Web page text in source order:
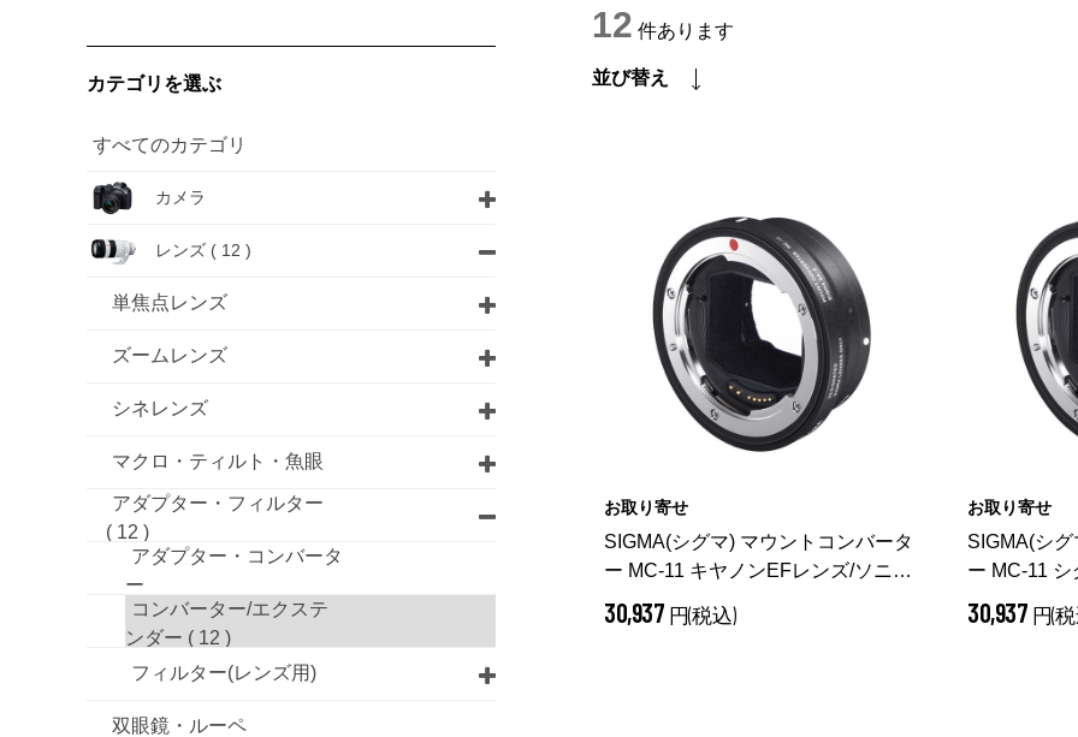
カテゴリを選ぶ
すべてのカテゴリ
カメラ
レンズ ( 12 )
単焦点レンズ
ズームレンズ
シネレンズ
マクロ・ティルト・魚眼
アダプター・フィルター
( 12 )
アダプター・コンバータ
ー
コンバーター/エクステ
ンダー ( 12 )
フィルター(レンズ用)
双眼鏡・ルーペ
12 件あります
並び替え
お取り寄せ
SIGMA(シグマ) マウントコンバータ
ー MC-11 キヤノンEFレンズ/ソニー
Eボディ用
30,937 円(税込)
お取り寄せ
SIGMA(シ
ー MC-11
ボディ用
30,937 円(